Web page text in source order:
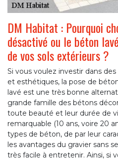
DM Habitat : Pourquoi
désactivé ou le béton
de vos sols extérieurs ?
Si vous voulez investir dans
et esthétiques, la pose de
lavé est une très bonne
grande famille des bétons
toute beauté et leur durée de
remarquable (10 ans, voire 20
types de béton, de par leur
les avantages du gravier sans
très facile à entretenir. Ainsi, si